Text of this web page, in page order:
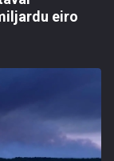
eiro